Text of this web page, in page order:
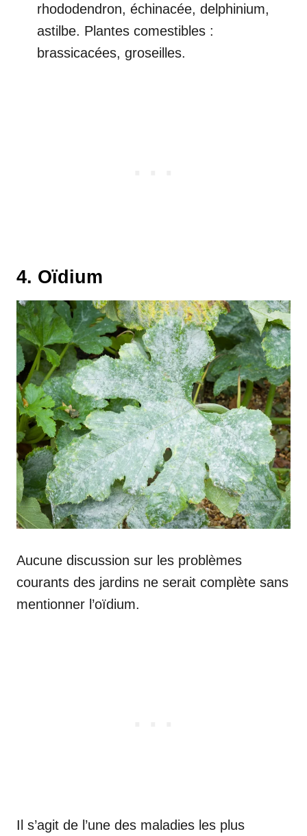
rhododendron, échinacée, delphinium,
astilbe. Plantes comestibles :
brassicacées, groseilles.
4. Oïdium
Aucune discussion sur les problèmes
courants des jardins ne serait complète sans
mentionner l’oïdium.
Il s’agit de l’une des maladies les plus